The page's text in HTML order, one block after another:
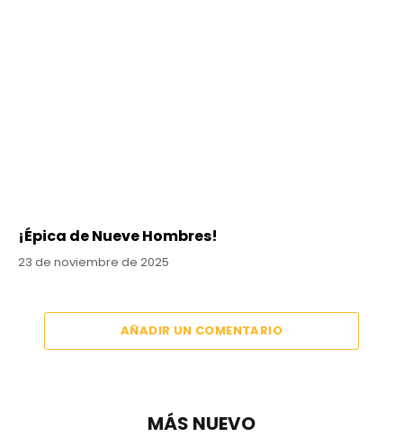
¡Épica de Nueve Hombres!
23 de noviembre de 2025
AÑADIR UN COMENTARIO
MÁS NUEVO